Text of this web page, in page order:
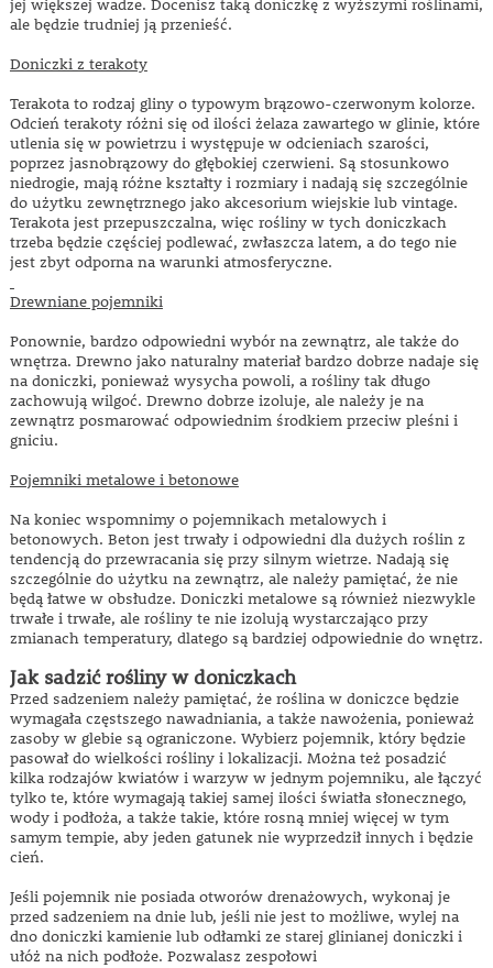
jej większej wadze. Docenisz taką doniczkę z wyższymi roślinami,
ale będzie trudniej ją przenieść.
Doniczki z terakoty
Terakota to rodzaj gliny o typowym brązowo-czerwonym kolorze.
Odcień terakoty różni się od ilości żelaza zawartego w glinie, które
utlenia się w powietrzu i występuje w odcieniach szarości,
poprzez jasnobrązowy do głębokiej czerwieni. Są stosunkowo
niedrogie, mają różne kształty i rozmiary i nadają się szczególnie
do użytku zewnętrznego jako akcesorium wiejskie lub vintage.
Terakota jest przepuszczalna, więc rośliny w tych doniczkach
trzeba będzie częściej podlewać, zwłaszcza latem, a do tego nie
jest zbyt odporna na warunki atmosferyczne.
Drewniane pojemniki
Ponownie, bardzo odpowiedni wybór na zewnątrz, ale także do
wnętrza. Drewno jako naturalny materiał bardzo dobrze nadaje się
na doniczki, ponieważ wysycha powoli, a rośliny tak długo
zachowują wilgoć. Drewno dobrze izoluje, ale należy je na
zewnątrz posmarować odpowiednim środkiem przeciw pleśni i
gniciu.
Pojemniki metalowe i betonowe
Na koniec wspomnimy o pojemnikach metalowych i
betonowych. Beton jest trwały i odpowiedni dla dużych roślin z
tendencją do przewracania się przy silnym wietrze. Nadają się
szczególnie do użytku na zewnątrz, ale należy pamiętać, że nie
będą łatwe w obsłudze. Doniczki metalowe są również niezwykle
trwałe i trwałe, ale rośliny te nie izolują wystarczająco przy
zmianach temperatury, dlatego są bardziej odpowiednie do wnętrz.
Jak sadzić rośliny w doniczkach
Przed sadzeniem należy pamiętać, że roślina w doniczce będzie
wymagała częstszego nawadniania, a także nawożenia, ponieważ
zasoby w glebie są ograniczone. Wybierz pojemnik, który będzie
pasował do wielkości rośliny i lokalizacji. Można też posadzić
kilka rodzajów kwiatów i warzyw w jednym pojemniku, ale łączyć
tylko te, które wymagają takiej samej ilości światła słonecznego,
wody i podłoża, a także takie, które rosną mniej więcej w tym
samym tempie, aby jeden gatunek nie wyprzedził innych i będzie
cień.
Jeśli pojemnik nie posiada otworów drenażowych, wykonaj je
przed sadzeniem na dnie lub, jeśli nie jest to możliwe, wylej na
dno doniczki kamienie lub odłamki ze starej glinianej doniczki i
ułóż na nich podłoże. Pozwalasz zespołowi